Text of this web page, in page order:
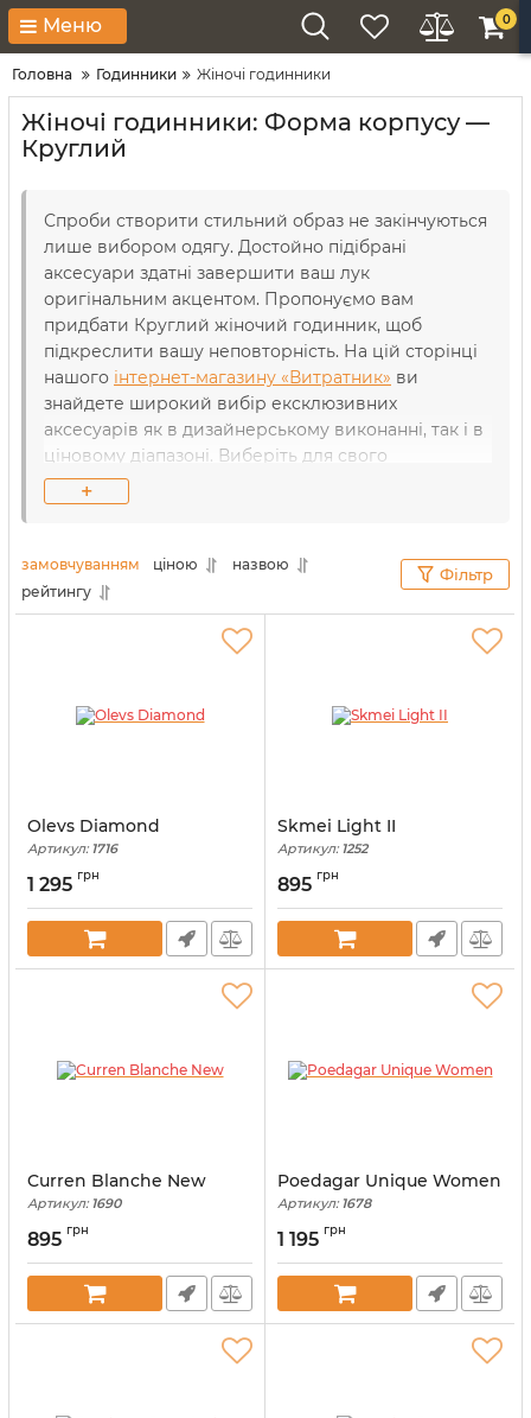
Меню 0
Головна Годинники Жіночі годинники
Жіночі годинники: Форма корпусу —
Круглий
Спроби створити стильний образ не закінчуються
лише вибором одягу. Достойно підібрані
аксесуари здатні завершити ваш лук
оригінальним акцентом. Пропонуємо вам
придбати Круглий жіночий годинник, щоб
підкреслити вашу неповторність. На цій сторінці
нашого інтернет-магазину «Витратник» ви
знайдете широкий вибір ексклюзивних
аксесуарів як в дизайнерському виконанні, так і в
ціновому діапазоні. Виберіть для свого
бездоганного стилю той варіант, котрий його
гармонійно доповнить. Дізнайтеся секрети світу
слабкі місця. Отже, зосередьмося на основних
принципах форм і пропорцій.
+
замовчуванням ціною
назвою
рейтингу
Фільтр
Olevs Diamond
Артикул:1716
1 295 грн
Skmei Light II
Артикул:1252
895 грн
Curren Blanche New
Артикул:1690
895 грн
Poedagar Unique Women
Артикул:1678
1 195 грн